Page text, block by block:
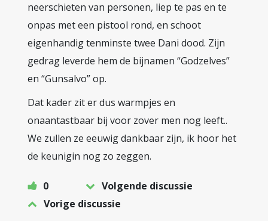
neerschieten van personen, liep te pas en te
onpas met een pistool rond, en schoot
eigenhandig tenminste twee Dani dood. Zijn
gedrag leverde hem de bijnamen “Godzelves”
en “Gunsalvo” op.
Dat kader zit er dus warmpjes en
onaantastbaar bij voor zover men nog leeft..
We zullen ze eeuwig dankbaar zijn, ik hoor het
de keunigin nog zo zeggen.
0
Volgende discussie
Vorige discussie